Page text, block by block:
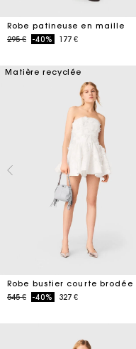
Robe patineuse en maille
Price reduced from
295 €to-40% 177 €
Matière recyclée
Robe bustier courte brodée
Price reduced from
545 €to-40% 327 €